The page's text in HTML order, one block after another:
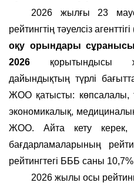
2026 жылғы 23
рейтингтің тәуелсіз
оқу орындары
2026 қорытындысы
дайындықтың түрлі
ЖОО қатысты: көпсалалы,
экономикалық,
ЖОО. Айта кету
бағдарламаларының
рейтингтегі БББ саны 10,7%
2026 жылы осы